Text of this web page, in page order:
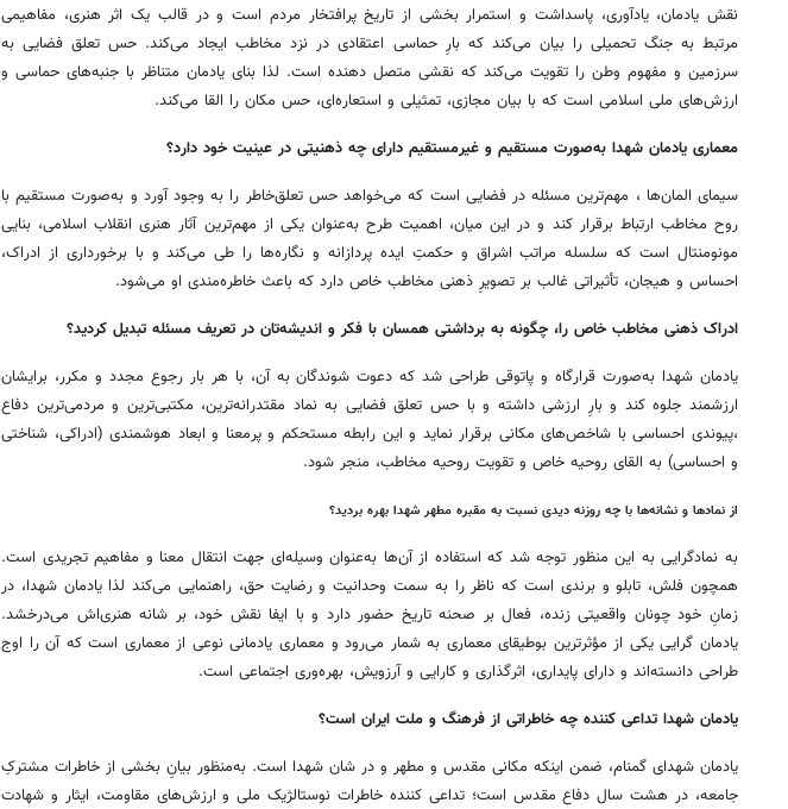
نقش یادمان، یادآوری، پاسداشت و استمرار بخشی از تاریخ پرافتخار مردم است و در قالب یک اثر هنری، مفاهیمی
مرتبط به جنگ تحمیلی را بیان می‌کند که بارِ حماسی اعتقادی در نزد مخاطب ایجاد می‌کند. حس تعلق فضایی به
سرزمین و مفهوم وطن را تقویت می‌کند که نقشی متصل دهنده است. لذا بنای یادمان متناظر با جنبه‌های حماسی و
ارزش‌های ملی اسلامی است که با بیان مجازی، تمثیلی و استعاره‌ای، حس مکان را القا می‌کند.
معماری یادمان شهدا به‌صورت مستقیم و غیرمستقیم دارای چه ذهنیتی در عینیت خود دارد؟
سیمای المان‌ها ، مهم‌ترین مسئله در فضایی است که می‌خواهد حس تعلق‌خاطر را به وجود آورد و به‌صورت مستقیم با
روح مخاطب ارتباط برقرار کند و در این میان، اهمیت طرح به‌عنوان یکی از مهم‌ترین آثار هنری انقلاب اسلامی، بنایی
مونومنتال است که سلسله مراتب اشراق و حکمتِ ایده پردازانه و نگاره‌ها را طی می‌کند و با برخورداری از ادراک،
احساس و هیجان، تأثیراتی غالب بر تصویرِ ذهنی مخاطب خاص دارد که باعث خاطره‌مندی او می‌شود.
ادراک ذهنی مخاطب خاص را، چگونه به برداشتی همسان با فکر و اندیشه‌تان در تعریف مسئله تبدیل کردید؟
یادمان شهدا به‌صورت قرارگاه و پاتوقی طراحی شد که دعوت شوندگان به آن، با هر بار رجوع مجدد و مکرر، برایشان
ارزشمند جلوه کند و بارِ ارزشی داشته و با حس تعلق فضایی به نماد مقتدرانه‌ترین، مکتبی‌ترین و مردمی‌ترین دفاع
،پیوندی احساسی با شاخص‌های مکانی برقرار نماید و این رابطه‌ مستحکم و پرمعنا و ابعاد هوشمندی (ادراکی، شناختی
و احساسی) به القای روحیه خاص و تقویت روحیه مخاطب، منجر شود.
از نمادها و نشانه‌ها با چه روزنه دیدی نسبت به مقبره مطهر شهدا بهره ‌بردید؟
به نمادگرایی به این منظور توجه شد که استفاده از آن‌ها به‌عنوان وسیله‌ای جهت انتقال معنا و مفاهیم تجریدی است.
همچون فلش، تابلو و برندی است که ناظر را به سمت وحدانیت و رضایت حق، راهنمایی می‌کند لذا یادمان شهدا، در
زمانِ خود چونان واقعیتی زنده، فعال بر صحنه‌ تاریخ حضور دارد و با ایفا نقش خود، بر شانه هنری‌اش می‌درخشد.
یادمان گرایی یکی از مؤثرترین بوطیقای معماری به شمار می‌رود و معماری یادمانی نوعی از معماری است که آن را اوج
طراحی دانسته‌اند و دارای پایداری، اثرگذاری و کارایی و آرزویش، بهره‌وری اجتماعی است.
یادمان شهدا تداعی کننده چه خاطراتی از فرهنگ و ملت ایران است؟
یادمان شهدای گمنام، ضمن اینکه مکانی مقدس و مطهر و در شان شهدا است. به‌منظور بیانِ بخشی از خاطرات مشترکِ
جامعه، در هشت سال دفاع مقدس است؛ تداعی کننده خاطرات نوستالژیک ملی و ارزش‌های مقاومت، ایثار و شهادت